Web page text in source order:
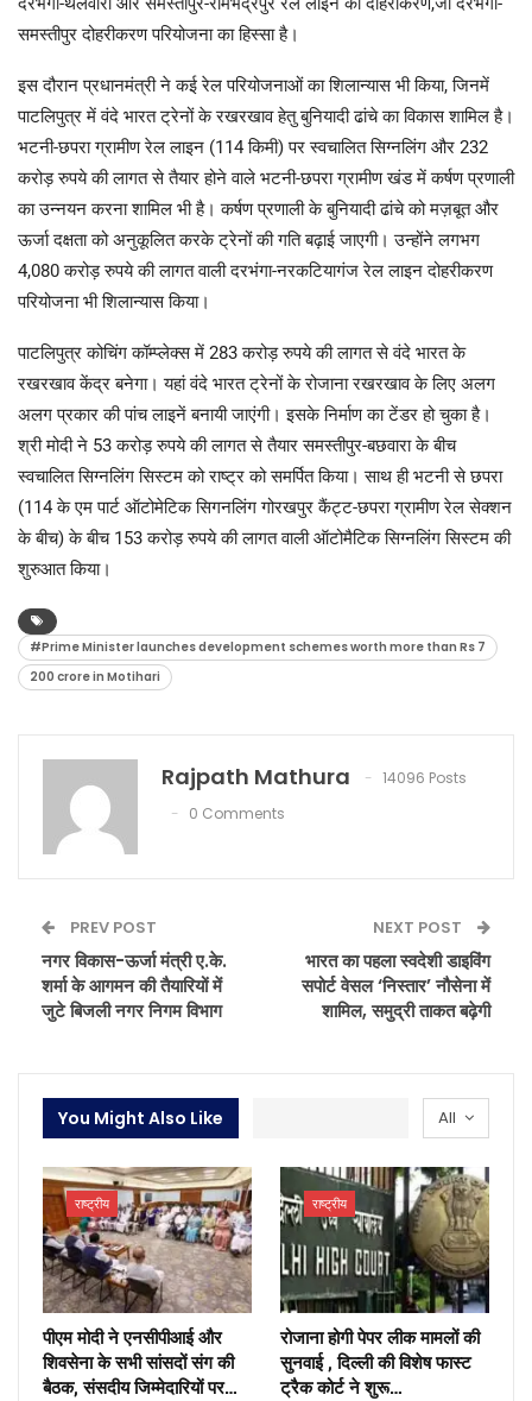
समस्तीपुर दोहरीकरण परियोजना का हिस्सा है।
इस दौरान प्रधानमंत्री ने कई रेल परियोजनाओं का शिलान्यास भी किया, जिनमें
पाटलिपुत्र में वंदे भारत ट्रेनों के रखरखाव हेतु बुनियादी ढांचे का विकास शामिल है।
भटनी-छपरा ग्रामीण रेल लाइन (114 किमी) पर स्वचालित सिग्नलिंग और 232
करोड़ रुपये की लागत से तैयार होने वाले भटनी-छपरा ग्रामीण खंड में कर्षण प्रणाली
का उन्नयन करना शामिल भी है। कर्षण प्रणाली के बुनियादी ढांचे को मज़बूत और
ऊर्जा दक्षता को अनुकूलित करके ट्रेनों की गति बढ़ाई जाएगी। उन्होंने लगभग
4,080 करोड़ रुपये की लागत वाली दरभंगा-नरकटियागंज रेल लाइन दोहरीकरण
परियोजना भी शिलान्यास किया।
पाटलिपुत्र कोचिंग कॉम्प्लेक्स में 283 करोड़ रुपये की लागत से वंदे भारत के
रखरखाव केंद्र बनेगा। यहां वंदे भारत ट्रेनों के रोजाना रखरखाव के लिए अलग
अलग प्रकार की पांच लाइनें बनायी जाएंगी। इसके निर्माण का टेंडर हो चुका है।
श्री मोदी ने 53 करोड़ रुपये की लागत से तैयार समस्तीपुर-बछवारा के बीच
स्वचालित सिग्नलिंग सिस्टम को राष्ट्र को समर्पित किया। साथ ही भटनी से छपरा
(114 के एम पार्ट ऑटोमेटिक सिगनलिंग गोरखपुर कैंट्ट-छपरा ग्रामीण रेल सेक्शन
के बीच) के बीच 153 करोड़ रुपये की लागत वाली ऑटोमैटिक सिग्नलिंग सिस्टम की
शुरुआत किया।
#Prime Minister launches development schemes worth more than Rs 7
200 crore in Motihari
Rajpath Mathura
14096 Posts
0 Comments
PREV POST
नगर विकास-ऊर्जा मंत्री ए.के.
शर्मा के आगमन की तैयारियों में
जुटे बिजली नगर निगम विभाग
NEXT POST
भारत का पहला स्वदेशी डाइविंग
सपोर्ट वेसल ‘निस्तार’ नौसेना में
शामिल, समुद्री ताकत बढ़ेगी
All
You Might Also Like
राष्ट्रीय
पीएम मोदी ने एनसीपीआई और
शिवसेना के सभी सांसदों संग की
बैठक, संसदीय जिम्मेदारियों पर…
राष्ट्रीय
रोजाना होगी पेपर लीक मामलों की
सुनवाई , दिल्ली की विशेष फास्ट
ट्रैक कोर्ट ने शुरू…